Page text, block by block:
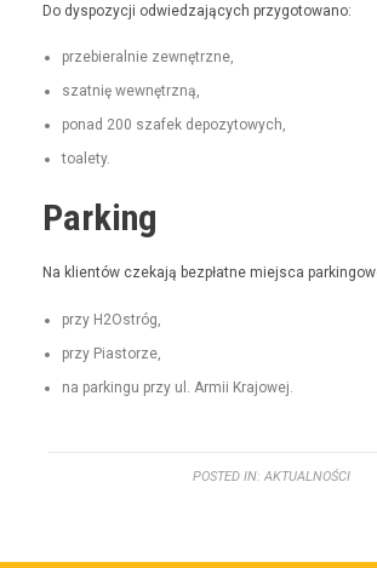
Do dys­pozy­cji odwiedza­ją­cych przygotowano:
prze­bier­al­nie zewnętrzne,
szat­nię wewnętrzną,
pon­ad 200 szafek depozytowych,
toale­ty.
Parking
Na klien­tów czeka­ją bezpłatne miejs­ca
przy H2Ostróg,
przy Pias­torze,
na parkingu przy ul. Armii Krajowej.
POSTED IN: AKTUALNOŚCI